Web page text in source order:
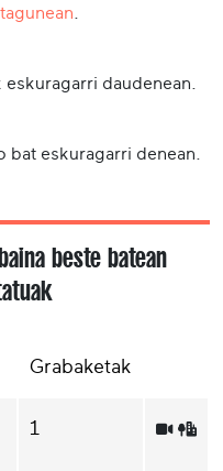
daudenean.
bat eskuragarri denean.
beste batean
Grabaketak
1